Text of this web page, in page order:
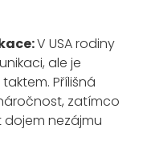
V USA rodiny
ale je
Přílišná
zatímco
nezájmu